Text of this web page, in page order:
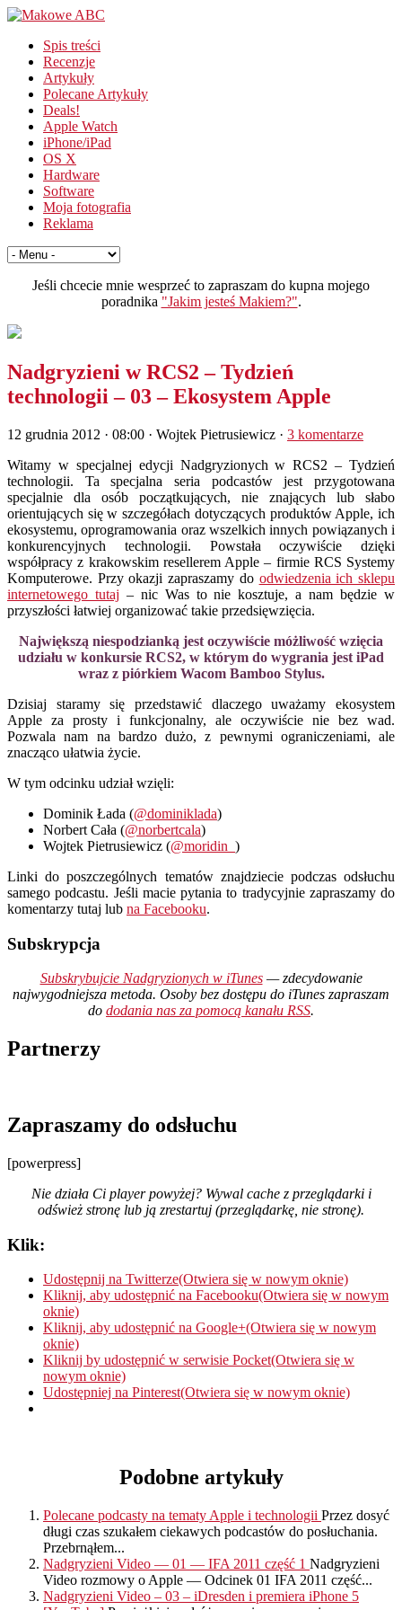
Spis treści
Recenzje
Artykuły
Polecane Artykuły
Deals!
Apple Watch
iPhone/iPad
OS X
Hardware
Software
Moja fotografia
Reklama
Jeśli chcecie mnie wesprzeć to zapraszam do kupna mojego
poradnika "Jakim jesteś Makiem?".
Nadgryzieni w RCS2 – Tydzień
technologii – 03 – Ekosystem Apple
12 grudnia 2012 · 08:00 · Wojtek Pietrusiewicz · 3 komentarze
Witamy w specjalnej edycji Nadgryzionych w RCS2 – Tydzień
technologii. Ta specjalna seria podcastów jest przygotowana
specjalnie dla osób początkujących, nie znających lub słabo
orientujących się w szczegółach dotyczących produktów Apple, ich
ekosystemu, oprogramowania oraz wszelkich innych powiązanych i
konkurencyjnych technologii. Powstała oczywiście dzięki
współpracy z krakowskim resellerem Apple – firmie RCS Systemy
Komputerowe. Przy okazji zapraszamy do odwiedzenia ich sklepu
internetowego tutaj – nic Was to nie kosztuje, a nam będzie w
przyszłości łatwiej organizować takie przedsięwzięcia.
Największą niespodzianką jest oczywiście móżliwość wzięcia
udziału w konkursie RCS2, w którym do wygrania jest iPad
wraz z piórkiem Wacom Bamboo Stylus.
Dzisiaj staramy się przedstawić dlaczego uważamy ekosystem
Apple za prosty i funkcjonalny, ale oczywiście nie bez wad.
Pozwala nam na bardzo dużo, z pewnymi ograniczeniami, ale
znacząco ułatwia życie.
W tym odcinku udział wzięli:
Dominik Łada (@dominiklada)
Norbert Cała (@norbertcala)
Wojtek Pietrusiewicz (@moridin_ )
Linki do poszczególnych tematów znajdziecie podczas odsłuchu
samego podcastu. Jeśli macie pytania to tradycyjnie zapraszamy do
komentarzy tutaj lub na Facebooku.
Subskrypcja
Subskrybujcie Nadgryzionych w iTunes— zdecydowanie
najwygodniejsza metoda. Osoby bez dostępu do iTunes zapraszam
do dodania nas za pomocą kanału RSS.
Partnerzy
Zapraszamy do odsłuchu
[powerpress]
Nie działa Ci player powyżej? Wywal cache z przeglądarki i
odśwież stronę lub ją zrestartuj (przeglądarkę, nie stronę).
Klik:
Udostępnij na Twitterze(Otwiera się w nowym oknie)
Kliknij, aby udostępnić na Facebooku(Otwiera się w nowym
oknie)
Kliknij, aby udostępnić na Google+(Otwiera się w nowym
oknie)
Kliknij by udostępnić w serwisie Pocket(Otwiera się w
nowym oknie)
Udostępniej na Pinterest(Otwiera się w nowym oknie)
Podobne artykuły
Polecane podcasty na tematy Apple i technologii Przez dosyć
długi czas szukałem ciekawych podcastów do posłuchania.
Przebrnąłem...
Nadgryzieni Video — 01 — IFA 2011 część 1 Nadgryzieni
Video rozmowy o Apple — Odcinek 01 IFA 2011 część...
Nadgryzieni Video – 03 – iDresden i premiera iPhone 5